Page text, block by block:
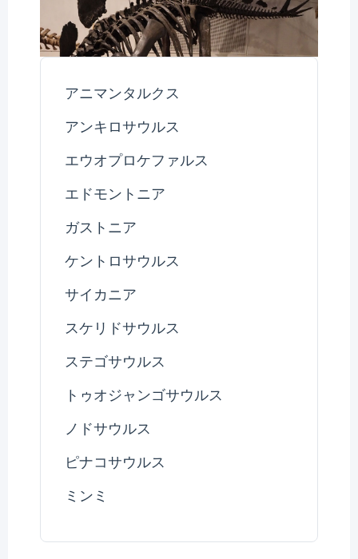
アニマンタルクス
アンキロサウルス
エウオプロケファルス
エドモントニア
ガストニア
ケントロサウルス
サイカニア
スケリドサウルス
ステゴサウルス
トゥオジャンゴサウルス
ノドサウルス
ピナコサウルス
ミンミ